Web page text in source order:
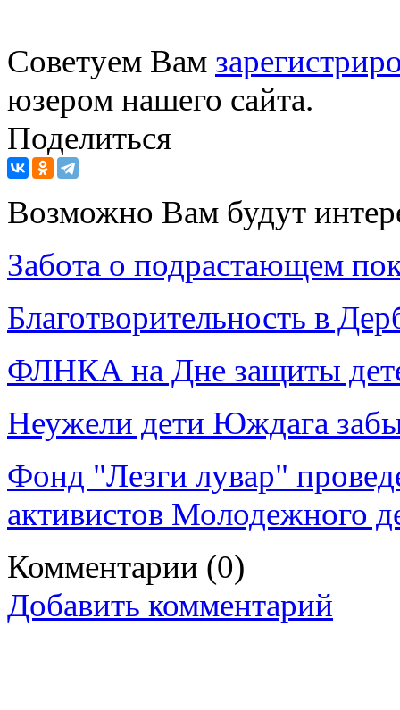
Советуем Вам
юзером нашего сайта.
Поделиться
Возможно Вам будут
Забота о подрастающем
Благотворительность в
ФЛНКА на Дне защиты
Неужели дети Юждага
Фонд "Лезги лувар"
активистов Молодежного
Комментарии (0)
Добавить комментарий